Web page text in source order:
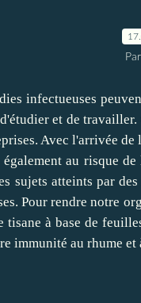
infectueuses
et de
Avec l'arrivée
au risque
sujets atteints par
Pour rendre notre
tisane à base de
immunité au rhume et